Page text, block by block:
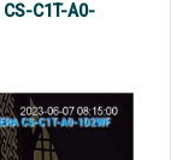
CS-C1T-A0-